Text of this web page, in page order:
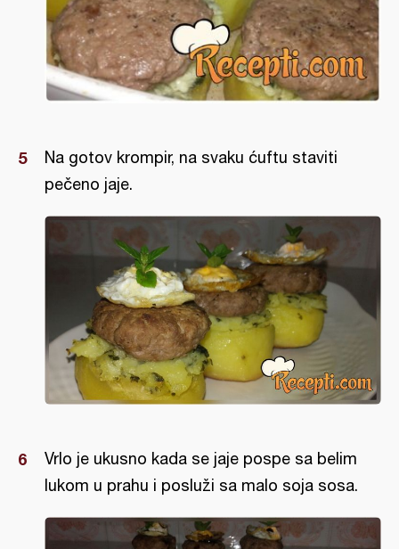
Na gotov krompir, na svaku ćuftu staviti
pečeno jaje.
Vrlo je ukusno kada se jaje pospe sa belim
lukom u prahu i posluži sa malo soja sosa.